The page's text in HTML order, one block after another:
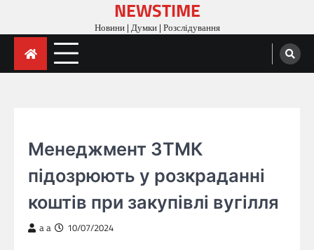
content
NEWSTIME
Новини | Думки | Розслідування
Менеджмент ЗТМК
підозрюють у розкраданні
коштів при закупівлі вугілля
a a 10/07/2024